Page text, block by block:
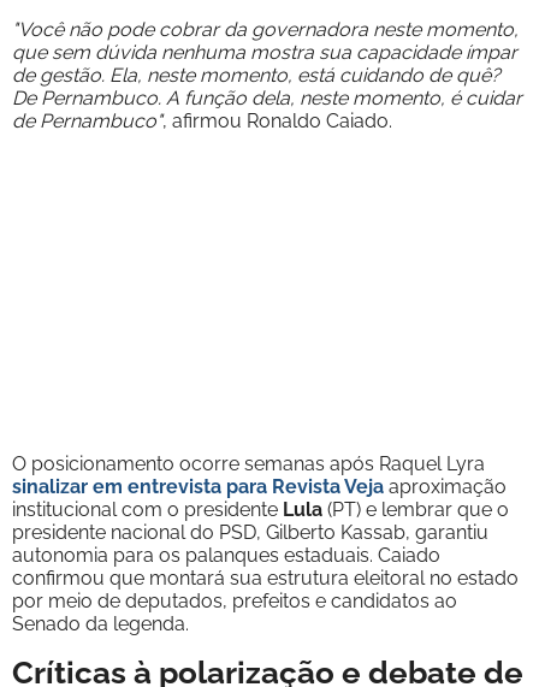
"Você não pode cobrar da governadora neste momento,
que sem dúvida nenhuma mostra sua capacidade ímpar
de gestão. Ela, neste momento, está cuidando de quê?
De Pernambuco. A função dela, neste momento, é cuidar
de Pernambuco", afirmou Ronaldo Caiado.
O posicionamento ocorre semanas após Raquel Lyra
sinalizar em entrevista para Revista Veja aproximação
institucional com o presidente Lula (PT) e lembrar que o
presidente nacional do PSD, Gilberto Kassab, garantiu
autonomia para os palanques estaduais. Caiado
confirmou que montará sua estrutura eleitoral no estado
por meio de deputados, prefeitos e candidatos ao
Senado da legenda.
Críticas à polarização e debate de